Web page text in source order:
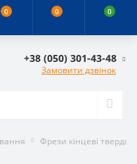
0 0 0
+38 (050) 301-43-48
Замовити дзвінок
Фрези кінцеві